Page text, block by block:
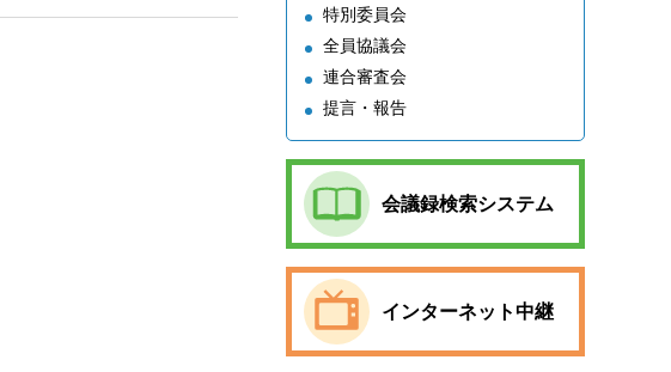
特別委員会
全員協議会
連合審査会
提言・報告
会議録検索システム
インターネット中継